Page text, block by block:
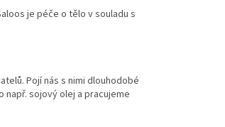
je péče o tělo v souladu s
Pojí nás s nimi dlouhodobé
sojový olej a pracujeme